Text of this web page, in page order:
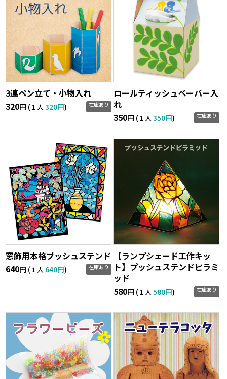
3連ペン立て・小物入れ
320円 (１人320円) 在庫あり
ロールティッシュペーパー入
れ
350円 (１人350円) 在庫あり
窓飾用本格プッシュステンド
640円 (１人 640円) 在庫あり
【ランプシェード工作キッ
ト】プッシュステンドピラミ
ッド
580円 (１人 580円) 在庫あり